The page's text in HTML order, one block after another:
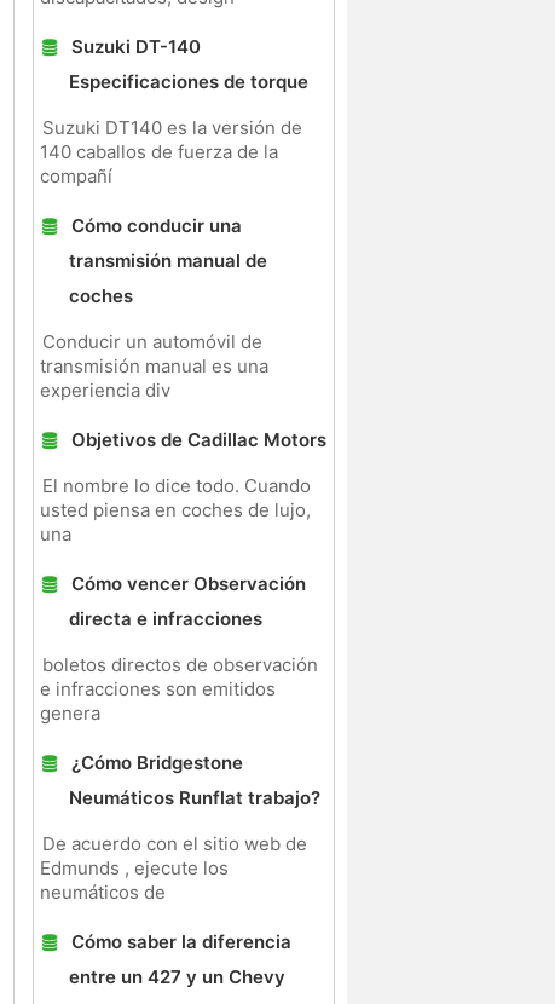
Suzuki DT-140
Especificaciones de torque
Suzuki DT140 es la versión de
140 caballos de fuerza de la
compañí
Cómo conducir una
transmisión manual de
coches
Conducir un automóvil de
transmisión manual es una
experiencia div
Objetivos de Cadillac Motors
El nombre lo dice todo. Cuando
usted piensa en coches de lujo,
una
Cómo vencer Observación
directa e infracciones
boletos directos de observación
e infracciones son emitidos
genera
¿Cómo Bridgestone
Neumáticos Runflat trabajo?
De acuerdo con el sitio web de
Edmunds , ejecute los
neumáticos de
Cómo saber la diferencia
entre un 427 y un Chevy